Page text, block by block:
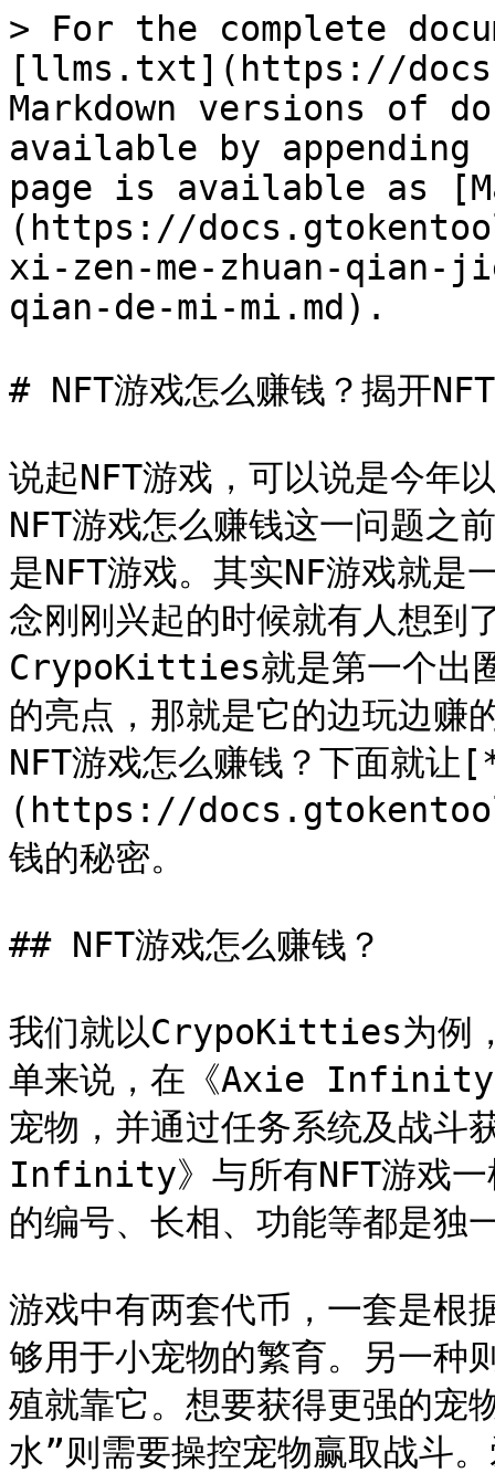
> For the complete
[llms.txt](https://
Markdown versions of
available by
page is available as
(https://
xi-zen-me-zhuan-
qian-de-mi-mi.md).
# NFT游戏怎么赚钱？揭开
说起NFT游戏，可以说是今年
NFT游戏怎么赚钱这一问题之
是NFT游戏。其实NF游戏就是
念刚刚兴起的时候就有人想到
CrypoKitties就是第一个出圈
的亮点，那就是它的边玩边赚
NFT游戏怎么赚钱？下面就
(https://
钱的秘密。
## NFT游戏怎么赚钱？
我们就以CrypoKitties为例，
单来说，在《Axie Infinity
宠物，并通过任务系统及战斗
Infinity》与所有NFT游戏一
的编号、长相、功能等都是独
游戏中有两套代币，一套是根
够用于小宠物的繁育。另一种
殖就靠它。想要获得更强的宠
水”则需要操控宠物赢取战斗